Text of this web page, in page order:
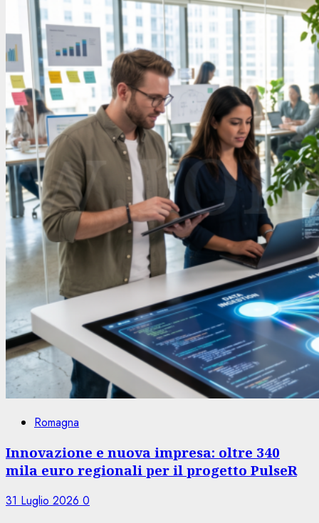
Romagna
Innovazione e nuova impresa: oltre 340
mila euro regionali per il progetto PulseR
31 Luglio 2026 0